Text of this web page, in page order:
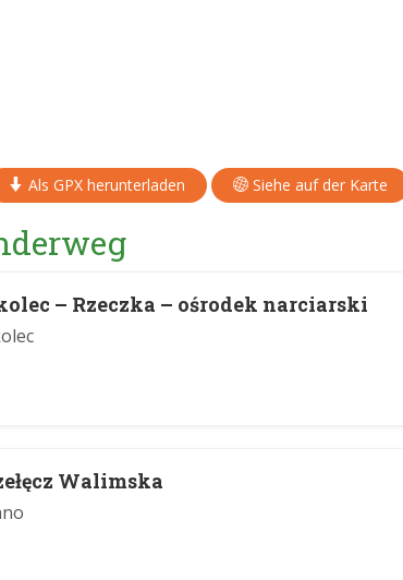
Als GPX herunterladen Siehe auf der Karte
– Rzeczka – ośrodek narciarski
Walimska